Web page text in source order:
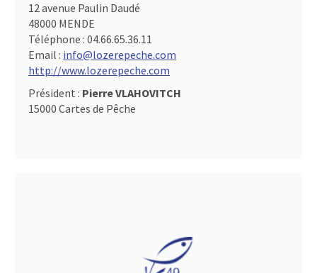
12 avenue Paulin Daudé
48000 MENDE
Téléphone : 04.66.65.36.11
Email : info@lozerepeche.com
http://www.lozerepeche.com
Président : Pierre VLAHOVITCH
15000 Cartes de Pêche